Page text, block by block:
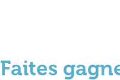
Faites